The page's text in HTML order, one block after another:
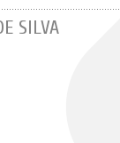
SILVA